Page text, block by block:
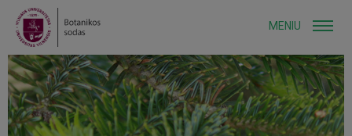
MENIU